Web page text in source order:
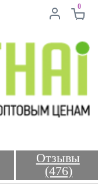
0
Отзывы
(476)